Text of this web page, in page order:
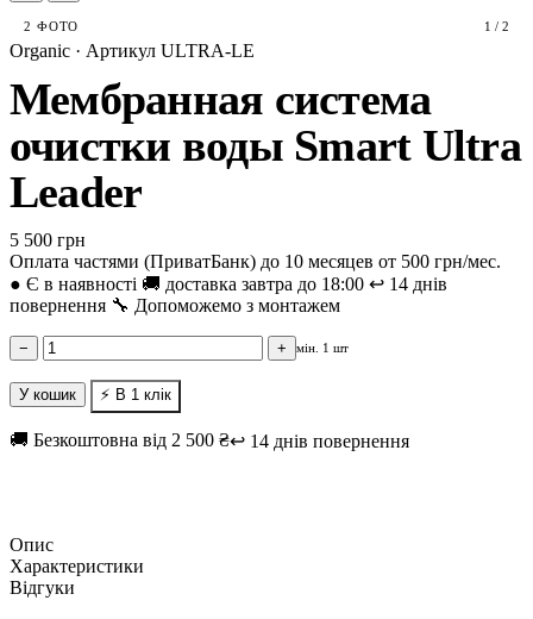
2 ФОТО 1 / 2
Organic · Артикул ULTRA-LE
Мембранная система
очистки воды Smart Ultra
Leader
5 500 грн
Оплата частями (ПриватБанк) до 10 месяцев от 500 грн/мес.
● Є в наявності 🚚 доставка завтра до 18:00 ↩️ 14 днів
повернення 🔧 Допоможемо з монтажем
− + мін. 1 шт
У кошик ⚡ В 1 клік
🚚 Безкоштовна від 2 500 ₴↩️ 14 днів повернення
Опис
Характеристики
Відгуки